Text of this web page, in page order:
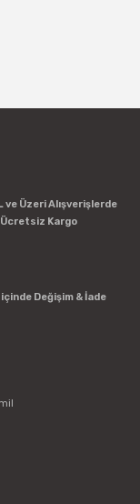
ve Üzeri Alışverişlerde
Ücretsiz Kargo
içinde Değişim & İade